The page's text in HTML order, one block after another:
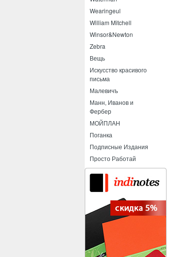
Wearingeul
William Mitchell
Winsor&Newton
Zebra
Вещь
Искусство красивого
письма
Малевичъ
Манн, Иванов и
Фербер
МОЙПЛАН
Поганка
Подписные Издания
Просто Работай